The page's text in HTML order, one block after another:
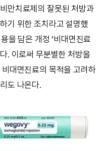
만치료제의 잘못된 처방과
기 위한 조치라고 설명했
을 담은 개정 ‘비대면진료
. 이로써 무분별한 처방을
대면진료의 목적을 고려하
도 나온다.